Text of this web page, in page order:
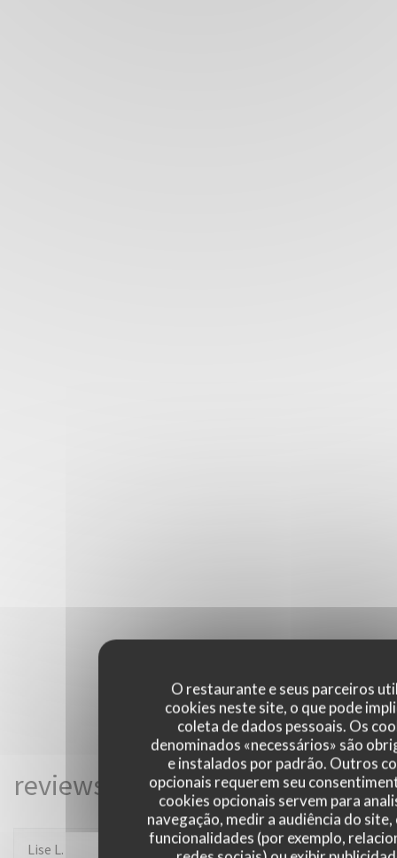
O restaurante e seus parceiros
cookies neste site, o que pode
coleta de dados pessoais. Os
denominados «necessários» são
e instalados por padrão. Outros
opcionais requerem seu
cookies opcionais servem para
navegação, medir a audiência do
funcionalidades (por exemplo,
Lise L